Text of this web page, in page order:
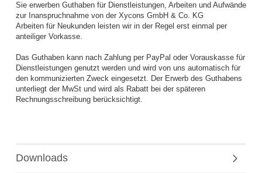
Sie erwerben Guthaben für Dienstleistungen, Arbeiten und Aufwände
zur Inanspruchnahme von der Xycons GmbH & Co. KG
Arbeiten für Neukunden leisten wir in der Regel erst einmal per
anteiliger Vorkasse.
Das Guthaben kann nach Zahlung per PayPal oder Vorauskasse für
Dienstleistungen genutzt werden und wird von uns automatisch für
den kommunizierten Zweck eingesetzt. Der Erwerb des Guthabens
unterliegt der MwSt und wird als Rabatt bei der späteren
Rechnungsschreibung berücksichtigt.
Downloads